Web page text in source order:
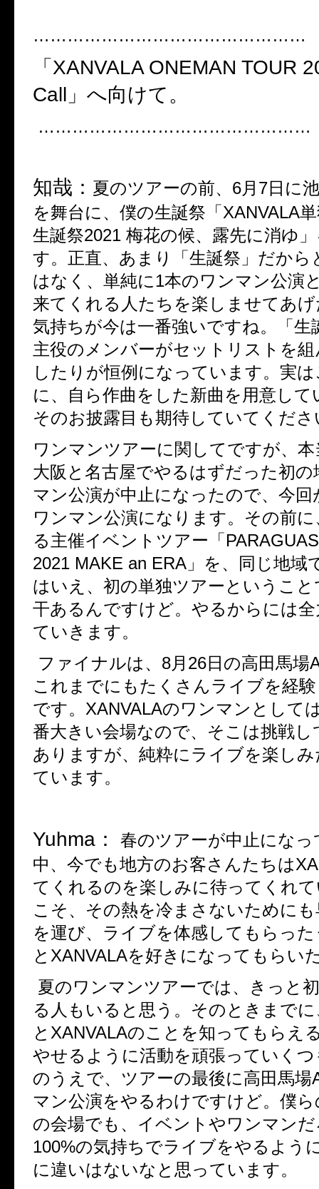
…………………………………………
「 XANVALA ONEMAN TOUR
Call 」へ向けて。
…………………………………………
知哉： 夏のツアーの前、 6月 7日に
を舞台に、僕の生誕祭「 XANVALA
生誕祭2021 梅花の候、露先に消ゆ
す。正直、あまり「生誕祭」だから
はなく、単純に1本のワンマン公演
来てくれる人たちを楽しませてあ
気持ちが今は一番強いですね。「生
主役のメンバーがセットリストを
したりが恒例になっています。実
に、自ら作曲をした新曲を用意し
そのお披露目も期待していてくださ
ワンマンツアーに関してですが、
大阪と名古屋でやるはずだった初
マン公演が中止になったので、今回
ワンマン公演になります。その前
る主催イベントツアー「
2021 MAKE an ERA 」を、同じ地域
はいえ、初の単独ツアーというこ
干あるんですけど。やるからには
ていきます。
ファイナルは、 8月 26日の高田馬場
これまでにもたくさんライブを経
です。 XANVALAのワンマンとして
番大きい会場なので、そこは挑戦し
ありますが、純粋にライブを楽し
ています。
Yuhma：
春のツアーが中止にな
中、今でも地方のお客さんたちは
てくれるのを楽しみに待ってくれ
こそ、その熱を冷まさないために
を運び、ライブを体感してもらっ
と XANVALAを好きになってもらい
夏のワンマンツアーでは、きっと
る人もいると思う。そのときまで
と XANVALAのことを知ってもらえ
やせるように活動を頑張っていく
のうえで、ツアーの最後に高田馬場
マン公演をやるわけですけど。僕
の会場でも、イベントやワンマン
100%の気持ちでライブをやるよう
に違いはないなと思っています。